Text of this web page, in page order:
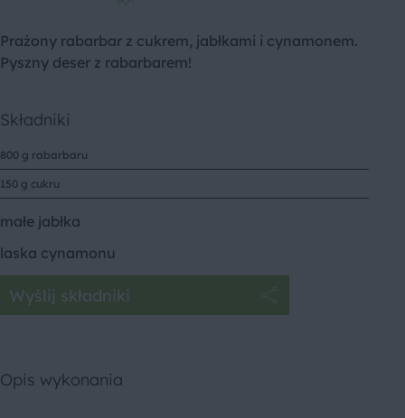
Prażony rabarbar z cukrem, jabłkami i cynamonem.
Pyszny deser z rabarbarem!
Składniki
800 g rabarbaru
150 g cukru
małe jabłka
laska cynamonu
Wyślij składniki
Opis wykonania